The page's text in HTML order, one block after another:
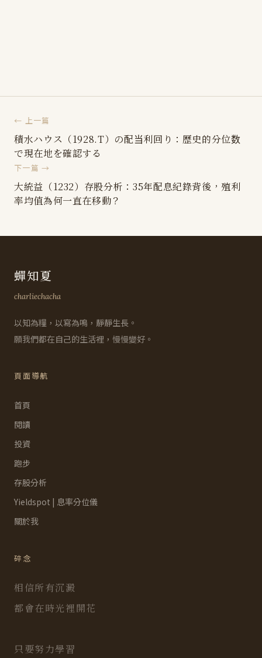
← 上一篇
積水ハウス（1928.T）の配当利回り：歴史的分位数
で現在地を確認する
下一篇 →
大統益（1232）存股分析：35年配息紀錄背後，殖利
率均值為何一直在移動？
蟬知夏
charliechacha
以知為糧，以寫為鳴，靜靜生長。
願我們都在自己的生活裡，慢慢變好。
頁面導航
首頁
閱讀
投資
跑步
存股分析
Yieldspot | 息率分位儀
關於我
碎念
相信所有沉澱
都會在時光裡開花
只要努力學習